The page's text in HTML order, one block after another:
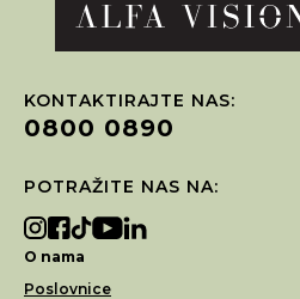
KONTAKTIRAJTE NAS:
0800 0890
POTRAŽITE NAS NA:
O nama
Poslovnice